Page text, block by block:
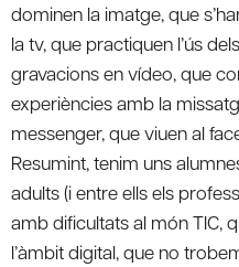
dominen la imatge, que
la tv, que practiquen l’ús
gravacions en vídeo, que
experiències amb la
messenger, que viuen al
Resumint, tenim uns
adults (i entre ells els
amb dificultats al món TIC,
l’àmbit digital, que no